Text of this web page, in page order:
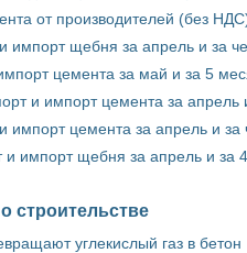
от производителей (без
импорт щебня за апрель и за
цемента за май и за 5
и импорт цемента за
импорт цемента за апрель и
и импорт щебня за апрель и за
строительстве
углекислый газ в бетон